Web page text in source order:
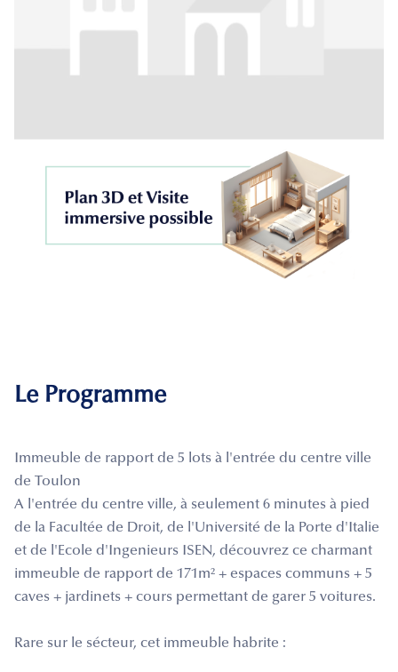
Le Programme
Immeuble de rapport de 5 lots à l'entrée du centre ville
de Toulon
A l'entrée du centre ville, à seulement 6 minutes à pied
de la Facultée de Droit, de l'Université de la Porte d'Italie
et de l'Ecole d'Ingenieurs ISEN, découvrez ce charmant
immeuble de rapport de 171m² + espaces communs + 5
caves + jardinets + cours permettant de garer 5 voitures.
Rare sur le sécteur, cet immeuble habrite :